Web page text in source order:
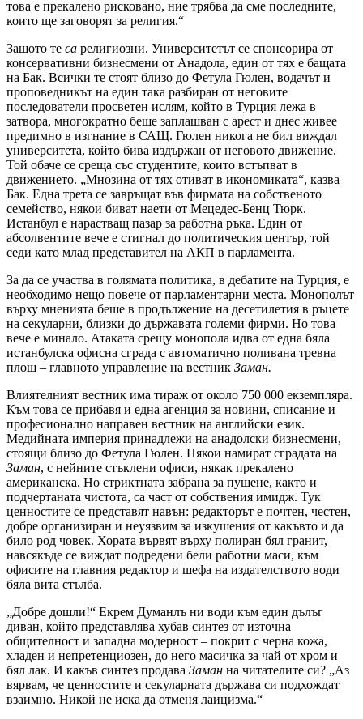
това е прекалено рисковано, ние трябва да сме последните,
които ще заговорят за религия.“
Защото те са религиозни. Университетът се спонсорира от
консервативни бизнесмени от Анадола, един от тях е бащата
на Бак. Всички те стоят близо до Фетула Гюлен, водачът и
проповедникът на един така разбиран от неговите
последователи просветен ислям, който в Турция лежа в
затвора, многократно беше заплашван с арест и днес живее
предимно в изгнание в САЩ. Гюлен никога не бил виждал
университета, който бива издържан от неговото движение.
Той обаче се среща със студентите, които встъпват в
движението. „Мнозина от тях отиват в икономиката“, казва
Бак. Една трета се завръщат във фирмата на собственото
семейство, някои биват наети от Мецедес-Бенц Тюрк.
Истанбул е нарастващ пазар за работна ръка. Един от
абсолвентите вече е стигнал до политическия център, той
седи като млад представител на АКП в парламента.
За да се участва в голямата политика, в дебатите на Турция, е
необходимо нещо повече от парламентарни места. Монополът
върху мненията беше в продължение на десетилетия в ръцете
на секуларни, близки до държавата големи фирми. Но това
вече е минало. Атаката срещу монопола идва от една бяла
истанбулска офисна сграда с автоматично поливана тревна
площ – главното управление на вестник Заман.
Влиятелният вестник има тираж от около 750 000 екземпляра.
Към това се прибавя и една агенция за новини, списание и
професионално направен вестник на английски език.
Медийната империя принадлежи на анадолски бизнесмени,
стоящи близо до Фетула Гюлен. Някои намират сградата на
Заман, с нейните стъклени офиси, някак прекалено
американска. Но стриктната забрана за пушене, както и
подчертаната чистота, са част от собствения имидж. Тук
ценностите се представят навън: редакторът е почтен, честен,
добре организиран и неуязвим за изкушения от какъвто и да
било род човек. Хората вървят върху полиран бял гранит,
навсякъде се виждат подредени бели работни маси, към
офисите на главния редактор и шефа на издателството води
бяла вита стълба.
„Добре дошли!“ Екрем Думанлъ ни води към един дълъг
диван, който представлява хубав синтез от източна
общителност и западна модерност – покрит с черна кожа,
хладен и непретенциозен, до него масичка за чай от хром и
бял лак. И какъв синтез продава Заман на читателите си? „Аз
вярвам, че ценностите и секуларната държава си подхождат
взаимно. Никой не иска да отменя лаицизма.“